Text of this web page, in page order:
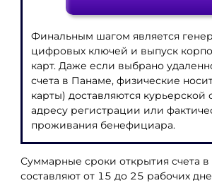
Финальным шагом является
цифровых ключей и выпуск
карт. Даже если выбрано
счета в Панаме, физические
карты) доставляются курьерской
адресу регистрации или
проживания бенефициара.
Суммарные сроки открытия счета
составляют от 15 до 25 рабочих